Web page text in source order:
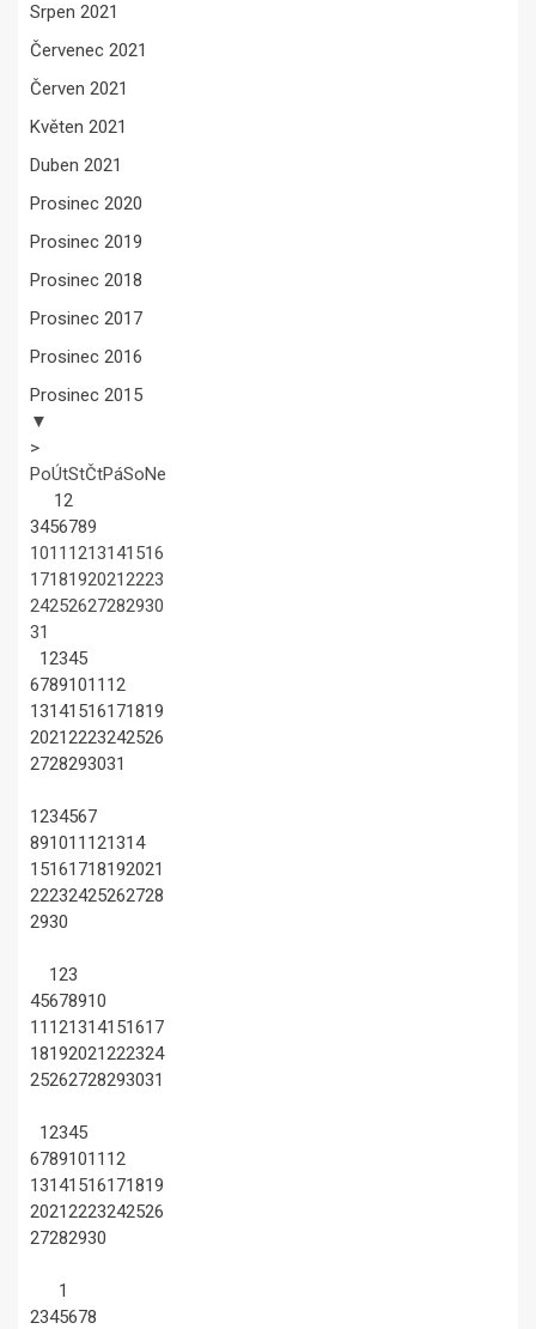
Srpen 2021
Červenec 2021
Červen 2021
Květen 2021
Duben 2021
Prosinec 2020
Prosinec 2019
Prosinec 2018
Prosinec 2017
Prosinec 2016
Prosinec 2015
▼
>
PoÚtStČtPáSoNe
12
3456789
1011 1213141516
17181920212223
24252627282930
31
12345
67891011 12
13141516171819
20212223242526
2728293031
1234567
891011 121314
15161718192021
22232425262728
2930
123
45678910
11 121314151617
18192021222324
25262728293031
12345
67891011 12
13141516171819
20212223242526
27282930
1
2345678